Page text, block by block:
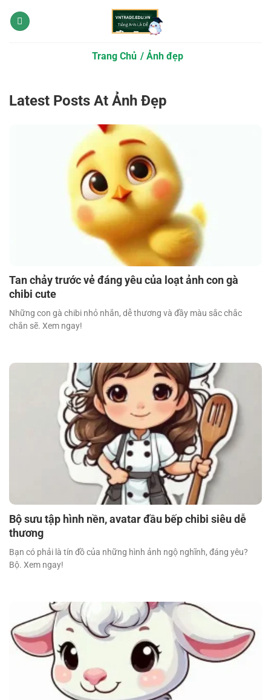
qua
Trang Chủ Ảnh đẹp
Latest Posts At Ảnh Đẹp
Tan chảy trước vẻ đáng yêu của loạt ảnh con gà
chibi cute
Những con gà chibi nhỏ nhắn, dễ thương và đầy màu sắc chắc
chắn sẽ. Xem ngay!
Bộ sưu tập hình nền, avatar đầu bếp chibi siêu dễ
thương
Bạn có phải là tín đồ của những hình ảnh ngộ nghĩnh, đáng yêu?
Bộ. Xem ngay!